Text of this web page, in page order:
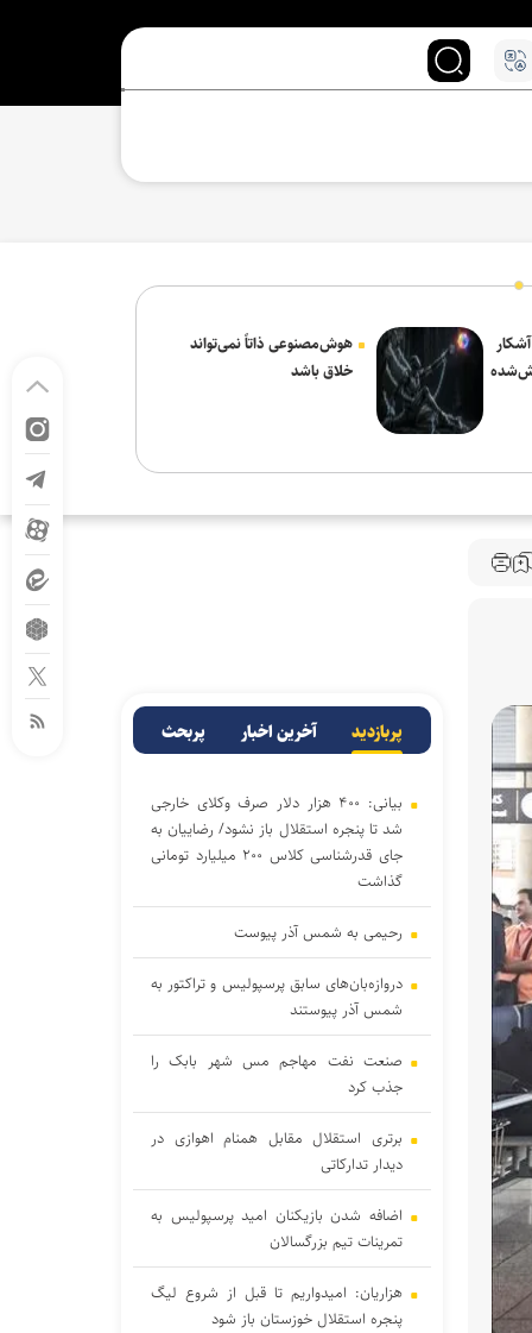
هوش‌مصنوعی ذاتاً نمی‌تواند
خلاق باشد
پربازدید آخرین اخبار پربحث
بیانی: ۴۰۰ هزار دلار صرف وکلای خارجی
شد تا پنجره استقلال باز نشود/ رضاییان به
جای قدرشناسی کلاس ۲۰۰ میلیارد تومانی
گذاشت
رحیمی به شمس آذر پیوست
دروازه‌بان‌های سابق پرسپولیس و تراکتور به
شمس آذر پیوستند
صنعت نفت مهاجم مس شهر بابک را
جذب کرد
برتری استقلال مقابل همنام اهوازی در
دیدار تدارکاتی
اضافه شدن بازیکنان امید پرسپولیس به
تمرینات تیم بزرگسالان
هزاریان: امیدواریم تا قبل از شروع لیگ
پنجره استقلال خوزستان باز شود